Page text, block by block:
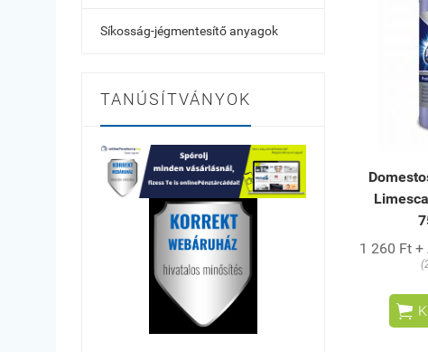
Síkosság-jégmentesítő anyagok
TANÚSÍTVÁNYOK
1 260 Ft +
